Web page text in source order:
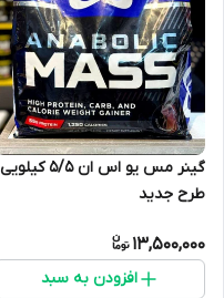
گینر مس یو اس ان ۵/۵ کیلویی
طرح جدید
13,500,000
افزودن به سبد